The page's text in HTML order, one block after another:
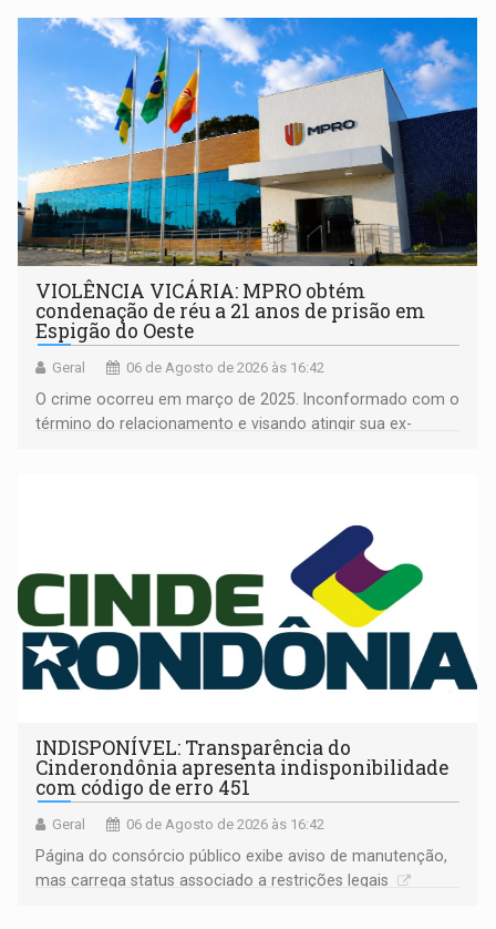
comunidade
VIOLÊNCIA VICÁRIA: MPRO obtém
condenação de réu a 21 anos de prisão em
Espigão do Oeste
Geral 06 de Agosto de 2026 às 16:42
O crime ocorreu em março de 2025. Inconformado com o
término do relacionamento e visando atingir sua ex-
INDISPONÍVEL: Transparência do
Cinderondônia apresenta indisponibilidade
com código de erro 451
Geral 06 de Agosto de 2026 às 16:42
Página do consórcio público exibe aviso de manutenção,
mas carrega status associado a restrições legais